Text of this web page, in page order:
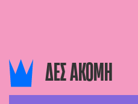
ΔΕΣ ΑΚΟΜΗ